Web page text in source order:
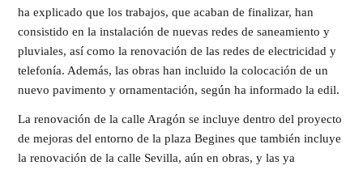
ha explicado que los trabajos, que acaban de finalizar, han
consistido en la instalación de nuevas redes de saneamiento y
pluviales, así como la renovación de las redes de electricidad y
telefonía. Además, las obras han incluido la colocación de un
nuevo pavimento y ornamentación, según ha informado la edil.
La renovación de la calle Aragón se incluye dentro del proyecto
de mejoras del entorno de la plaza Begines que también incluye
la renovación de la calle Sevilla, aún en obras, y las ya